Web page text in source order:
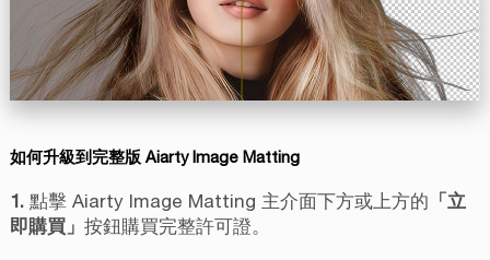
如何升級到完整版 Aiarty Image Matting
1.點擊 Aiarty Image Matting 主介面下方或上方的 「立
即購買」 按鈕購買完整許可證。